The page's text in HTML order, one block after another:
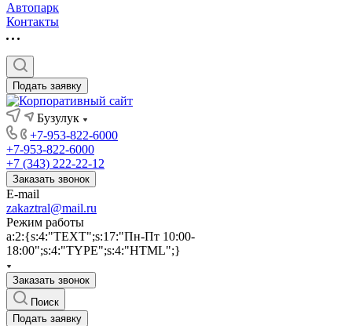
Автопарк
Контакты
Подать заявку
Бузулук
+7-953-822-6000
+7-953-822-6000
+7 (343) 222-22-12
Заказать звонок
E-mail
zakaztral@mail.ru
Режим работы
a:2:{s:4:"TEXT";s:17:"Пн-Пт 10:00-
18:00";s:4:"TYPE";s:4:"HTML";}
Заказать звонок
Поиск
Подать заявку